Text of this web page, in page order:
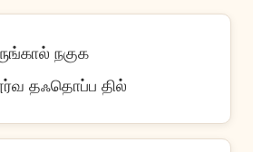
நகுக
தஃதொப்ப தில்